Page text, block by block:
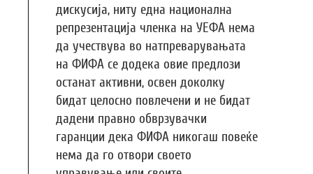
дискусија, ниту една национална
репрезентација членка на УЕФА нема
да учествува во натпреварувањата
на ФИФА се додека овие предлози
останат активни, освен доколку
бидат целосно повлечени и не бидат
дадени правно обврзувачки
гаранции дека ФИФА никогаш повеќе
нема да го отвори своето